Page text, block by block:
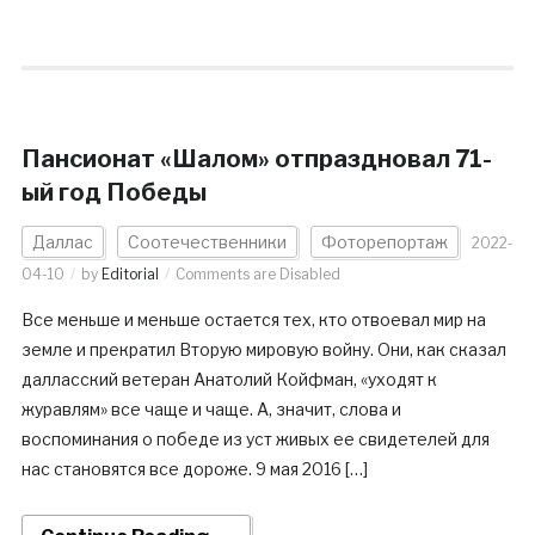
Пансионат «Шалом» отпраздновал 71-
ый год Победы
Даллас Соотечественники Фоторепортаж
2022-
04-10
by Editorial Comments are Disabled
Все меньше и меньше остается тех, кто отвоевал мир на
земле и прекратил Вторую мировую войну. Они, как сказал
далласский ветеран Анатолий Койфман, «уходят к
журавлям» все чаще и чаще. А, значит, слова и
воспоминания о победе из уст живых ее свидетелей для
нас становятся все дороже. 9 мая 2016 […]